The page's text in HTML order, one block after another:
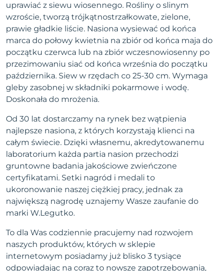
uprawiać z siewu wiosennego. Rośliny o slinym
wzroście, tworzą trójkątnostrzałkowate, zielone,
prawie gładkie liście. Nasiona wysiewać od końca
marca do połowy kwietnia na zbiór od końca maja do
początku czerwca lub na zbiór wczesnowiosenny po
przezimowaniu siać od końca września do początku
października. Siew w rzędach co 25-30 cm. Wymaga
gleby zasobnej w składniki pokarmowe i wodę.
Doskonała do mrożenia.
Od 30 lat dostarczamy na rynek bez wątpienia
najlepsze nasiona, z których korzystają klienci na
całym świecie. Dzięki własnemu, akredytowanemu
laboratorium każda partia nasion przechodzi
gruntowne badania jakościowe zwieńczone
certyfikatami. Setki nagród i medali to
ukoronowanie naszej ciężkiej pracy, jednak za
największą nagrodę uznajemy Wasze zaufanie do
marki W.Legutko.
To dla Was codziennie pracujemy nad rozwojem
naszych produktów, których w sklepie
internetowym posiadamy już blisko 3 tysiące
odpowiadając na coraz to nowsze zapotrzebowania,